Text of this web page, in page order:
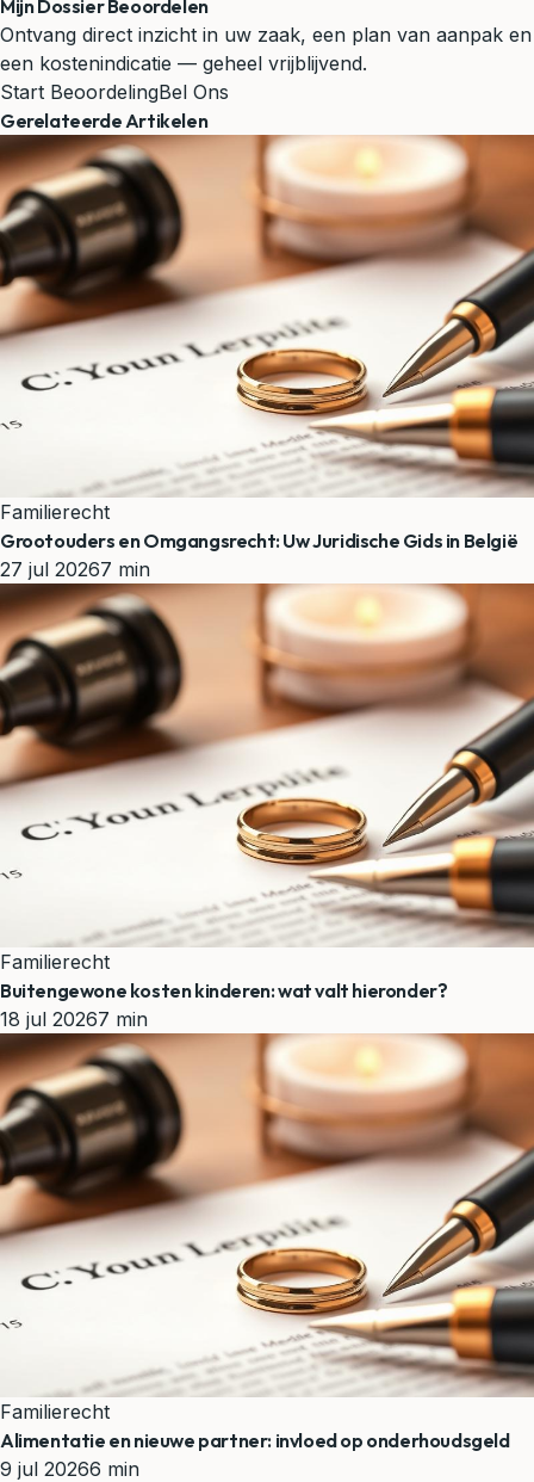
Mijn Dossier Beoordelen
Ontvang direct inzicht in uw zaak, een plan van aanpak en
een kostenindicatie — geheel vrijblijvend.
Start BeoordelingBel Ons
Gerelateerde Artikelen
Familierecht
Grootouders en Omgangsrecht: Uw Juridische Gids in België
27 jul 20267 min
Familierecht
Buitengewone kosten kinderen: wat valt hieronder?
18 jul 20267 min
Familierecht
Alimentatie en nieuwe partner: invloed op onderhoudsgeld
9 jul 20266 min